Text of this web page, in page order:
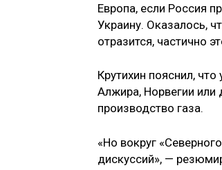
Европа, если Россия
Украину. Оказалось,
отразится, частично
Крутихин пояснил,
Алжира, Норвегии или
производство газа.
«Но вокруг
дискуссий», —